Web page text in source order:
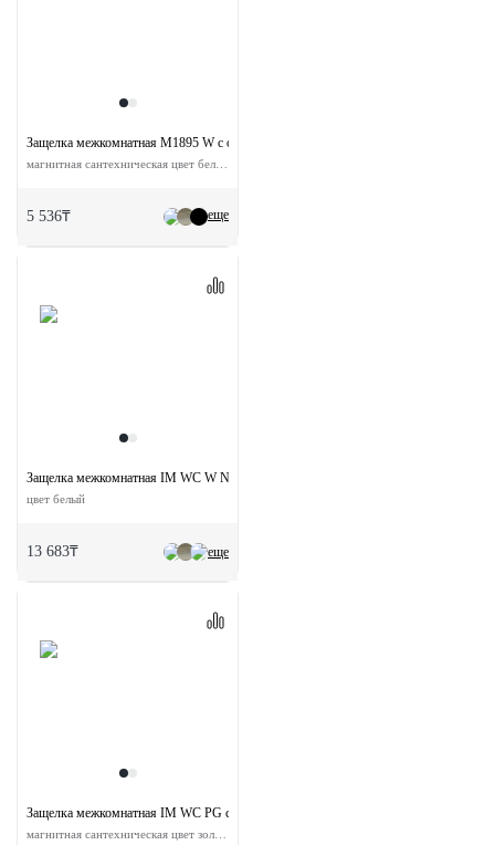
еще
Защелка межкомнатная M1895 W с ответной планкой
5 536₸
еще
Защелка межкомнатная IM WC W NP магнитная сантехническая
цвет белый
13 683₸
Защелка межкомнатная IM WC PG с ответной планкой